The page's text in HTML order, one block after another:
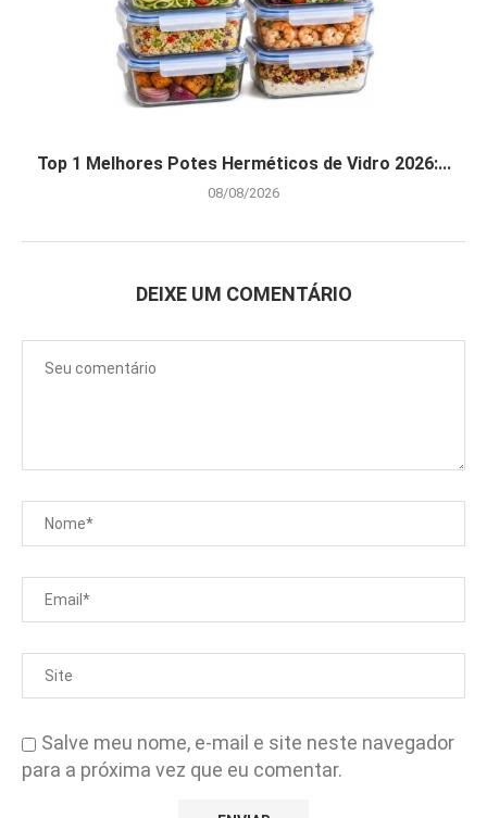
Top 1 Melhores Potes Herméticos de Vidro 2026:...
08/08/2026
DEIXE UM COMENTÁRIO
Salve meu nome, e-mail e site neste navegador
para a próxima vez que eu comentar.